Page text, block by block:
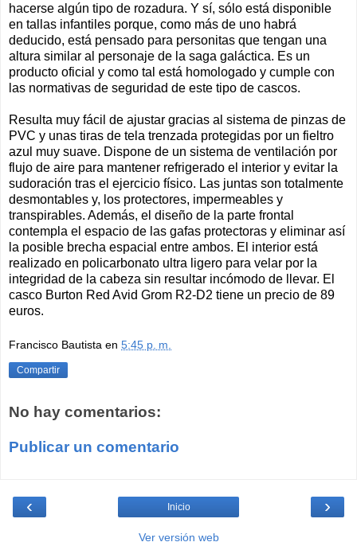
hacerse algún tipo de rozadura. Y sí, sólo está disponible
en tallas infantiles porque, como más de uno habrá
deducido, está pensado para personitas que tengan una
altura similar al personaje de la saga galáctica. Es un
producto oficial y como tal está homologado y cumple con
las normativas de seguridad de este tipo de cascos.
Resulta muy fácil de ajustar gracias al sistema de pinzas de
PVC y unas tiras de tela trenzada protegidas por un fieltro
azul muy suave. Dispone de un sistema de ventilación por
flujo de aire para mantener refrigerado el interior y evitar la
sudoración tras el ejercicio físico. Las juntas son totalmente
desmontables y, los protectores, impermeables y
transpirables. Además, el diseño de la parte frontal
contempla el espacio de las gafas protectoras y eliminar así
la posible brecha espacial entre ambos. El interior está
realizado en policarbonato ultra ligero para velar por la
integridad de la cabeza sin resultar incómodo de llevar. El
casco Burton Red Avid Grom R2-D2 tiene un precio de 89
euros.
Francisco Bautista en 5:45 p. m.
Compartir
No hay comentarios:
Publicar un comentario
‹ ›
Inicio
Ver versión web